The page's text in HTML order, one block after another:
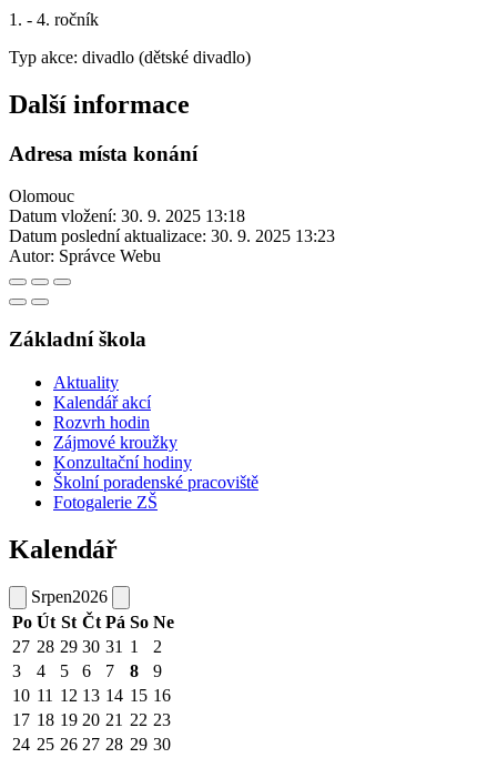
1. - 4. ročník
Typ akce: divadlo (dětské divadlo)
Další informace
Adresa místa konání
Olomouc
Datum vložení: 30. 9. 2025 13:18
Datum poslední aktualizace: 30. 9. 2025 13:23
Autor: Správce Webu
Základní škola
Aktuality
Kalendář akcí
Rozvrh hodin
Zájmové kroužky
Konzultační hodiny
Školní poradenské pracoviště
Fotogalerie ZŠ
Kalendář
Srpen2026
Po Út St Čt Pá So Ne
27 28 29 30 31 1
2
3
4 5 6 7 8
9
10 11 12 13 14 15 16
17 18 19 20 21 22 23
24 25 26 27 28 29 30